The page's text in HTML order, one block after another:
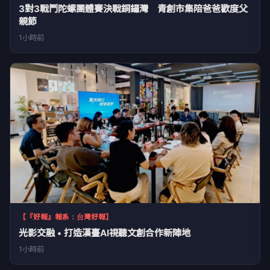
3對3戰鬥陀螺團體賽決戰銅鑼灣 青創市集陪爸爸歡度父
親節
1小時前
【『好報』報系：台灣好報】
光影交融 • 打造漢臺AI視聽文創合作新陣地
1小時前